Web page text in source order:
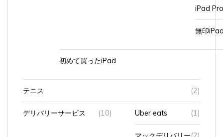
iPad Pro
無印
初めて買ったiPad
テニス (2)
デリバリーサービス (10) Uber eats (1)
マックデリバリー (2)